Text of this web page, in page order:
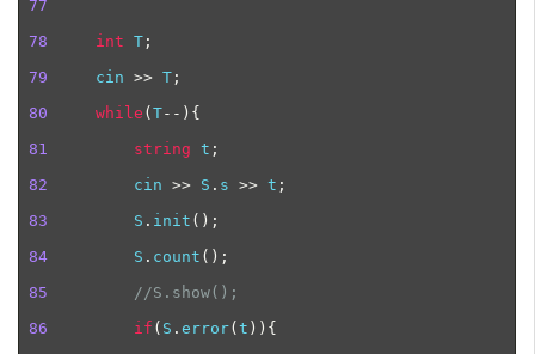
77
78
int T ;
79
     cin
>> T ;
80
while ( T-- ){
81
string t ;
82
         cin
>> S . s >> t ;
83
        S
. init ();
84
        S
. count ();
85
//S.show();
86
if ( S . error( t )){